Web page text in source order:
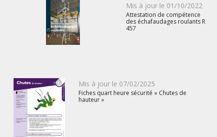
Mis à jour le Publié
le
01/10/2022
Attestation de compétence
des échafaudages roulants R
457
Mis à jour le Publié
le
07/02/2025
Fiches quart heure sécurité « Chutes de
hauteur »